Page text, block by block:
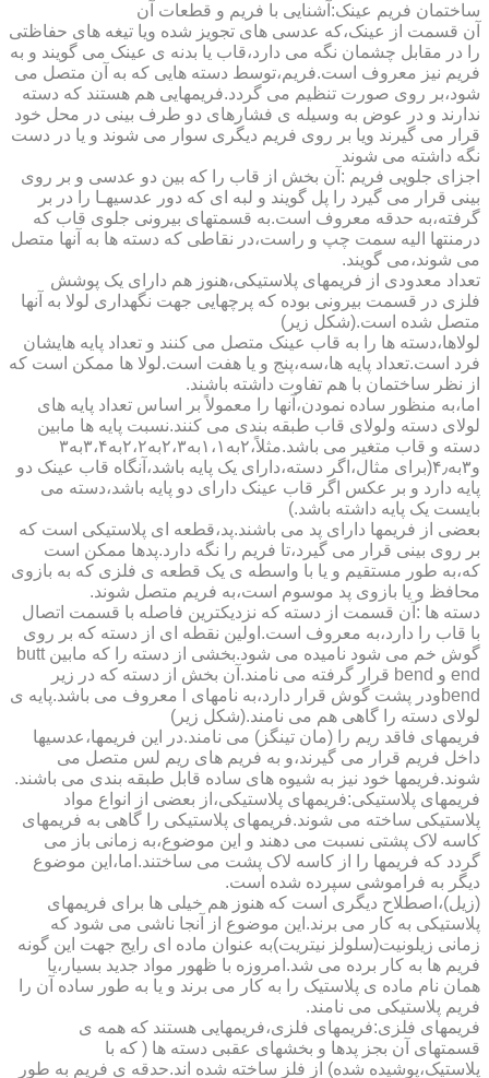
ساختمان فریم عینک:آشنایی با فریم و قطعات آن
آن قسمت از عینک،که عدسی های تجویز شده ویا تیغه های حفاظتی
را در مقابل چشمان نگه می دارد،قاب یا بدنه ی عینک می گویند و به
فریم نیز معروف است.فریم،توسط دسته هایی که به آن متصل می
شود،بر روی صورت تنظیم می گردد.فریمهایی هم هستند که دسته
ندارند و در عوض به وسیله ی فشارهای دو طرف بینی در محل خود
قرار می گیرند ویا بر روی فریم دیگری سوار می شوند و یا در دست
نگه داشته می شوند
اجزای جلویی فریم :آن بخش از قاب را که بین دو عدسی و بر روی
بینی قرار می گیرد را پل گویند و لبه ای که دور عدسیهـا را در بر
گرفته،به حدقه معروف است.به قسمتهای بیرونی جلوی قاب که
درمنتها الیه سمت چپ و راست،در نقاطی که دسته ها به آنها متصل
می شوند،می گویند.
تعداد معدودی از فریمهای پلاستیکی،هنوز هم دارای یک پوشش
فلزی در قسمت بیرونی بوده که پرچهایی جهت نگهداری لولا به آنها
متصل شده است.(شکل زیر)
لولاها،دسته ها را به قاب عینک متصل می کنند و تعداد پایه هایشان
فرد است.تعداد پایه ها،سه،پنج و یا هفت است.لولا ها ممکن است که
از نظر ساختمان با هم تفاوت داشته باشند.
اما،به منظور ساده نمودن،آنها را معمولاً بر اساس تعداد پایه های
لولای دسته ولولای قاب طبقه بندی می کنند.نسبت پایه ها مابین
دسته و قاب متغیر می باشد.مثلاً،۲به۱،۱به۲،۳به۲،۲به۳،۴به۳
و۳به۴٫(برای مثال،اگر دسته،دارای یک پایه باشد،آنگاه قاب عینک دو
پایه دارد و بر عکس اگر قاب عینک دارای دو پایه باشد،دسته می
بایست یک پایه داشته باشد.)
بعضی از فریمها دارای پد می باشند.پد،قطعه ای پلاستیکی است که
بر روی بینی قرار می گیرد،تا فریم را نگه دارد.پدها ممکن است
که،به طور مستقیم و یا با واسطه ی یک قطعه ی فلزی که به بازوی
محافظ و یا بازوی پد موسوم است،به فریم متصل شوند.
دسته ها :آن قسمت از دسته که نزدیکترین فاصله با قسمت اتصال
با قاب را دارد،به معروف است.اولین نقطه ای از دسته که بر روی
گوش خم می شود نامیده می شود.بخشی از دسته را که مابین butt
end و bend قرار گرفته می نامند.آن بخش از دسته که در زیر
bendودر پشت گوش قرار دارد،به نامهای l معروف می باشد.پایه ی
لولای دسته را گاهی هم می نامند.(شکل زیر)
فریمهای فاقد ریم را (مان تینگز) می نامند.در این فریمها،عدسیها
داخل فریم قرار می گیرند،و به فریم های ریم لس متصل می
شوند.فریمها خود نیز به شیوه های ساده قابل طبقه بندی می باشند.
فریمهای پلاستیکی:فریمهای پلاستیکی،از بعضی از انواع مواد
پلاستیکی ساخته می شوند.فریمهای پلاستیکی را گاهی به فریمهای
کاسه لاک پشتی نسبت می دهند و این موضوع،به زمانی باز می
گردد که فریمها را از کاسه لاک پشت می ساختند.اما،این موضوع
دیگر به فراموشی سپرده شده است.
(زیل)،اصطلاح دیگری است که هنوز هم خیلی ها برای فریمهای
پلاستیکی به کار می برند.این موضوع از آنجا ناشی می شود که
زمانی زیلونیت(سلولز نیتریت)به عنوان ماده ای رایج جهت این گونه
فریم ها به کار برده می شد.امروزه با ظهور مواد جدید بسیار،یا
همان نام ماده ی پلاستیک را به کار می برند و یا به طور ساده آن را
فریم پلاستیکی می نامند.
فریمهای فلزی:فریمهای فلزی،فریمهایی هستند که همه ی
قسمتهای آن بجز پدها و بخشهای عقبی دسته ها ( که با
پلاستیک،پوشیده شده) از فلز ساخته شده اند.حدقه ی فریم به طور